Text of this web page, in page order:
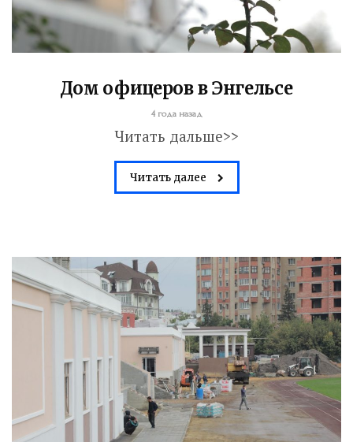
Дом офицеров в Энгельсе
4 года назад
Читать дальше>>
Читать далее